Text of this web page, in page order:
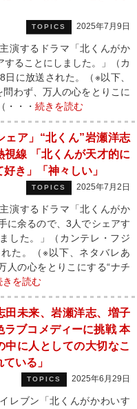
TOPICS 2025年7月9日
演するドラマ「北くんがか
ることにしました。」（カ
に放送された。（※以下、
わず、万人の心をとりこに
・・・ 続きを読む
ェア」“北くん”岩瀬洋志
視線 「北くんが天才的に
き」「神々しい」
TOPICS 2025年7月2日
演するドラマ「北くんがか
に余るので、3人でシェアす
した。」（カンテレ・フジ
た。（※以下、ネタバレあ
の心をとりこにする“ナチ
きを読む
田未来、岩瀬洋志、増子
ラブコメディーに挑戦 本
中に人としての大切なこ
いる」
TOPICS 2025年6月29日
ブン「北くんがかわいす